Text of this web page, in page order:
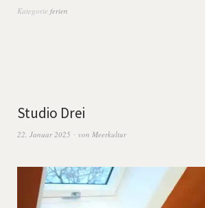
Kategorie ferien
Studio Drei
22. Januar 2025 von Meerkultur